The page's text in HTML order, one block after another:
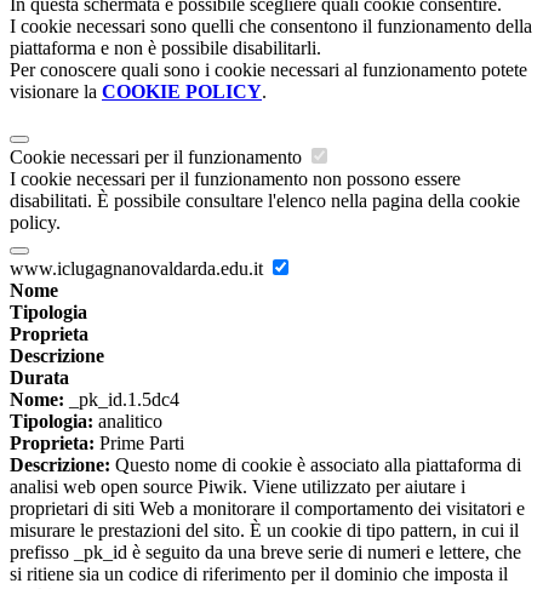
In questa schermata è possibile scegliere quali cookie consentire.
I cookie necessari sono quelli che consentono il funzionamento della
piattaforma e non è possibile disabilitarli.
Per conoscere quali sono i cookie necessari al funzionamento potete
visionare la COOKIE POLICY.
Cookie necessari per il funzionamento
I cookie necessari per il funzionamento non possono essere
disabilitati. È possibile consultare l'elenco nella pagina della cookie
policy.
www.iclugagnanovaldarda.edu.it
Nome
Tipologia
Proprieta
Descrizione
Durata
Nome: _pk_id.1.5dc4
Tipologia: analitico
Proprieta: Prime Parti
Descrizione: Questo nome di cookie è associato alla piattaforma di
analisi web open source Piwik. Viene utilizzato per aiutare i
proprietari di siti Web a monitorare il comportamento dei visitatori e
misurare le prestazioni del sito. È un cookie di tipo pattern, in cui il
prefisso _pk_id è seguito da una breve serie di numeri e lettere, che
si ritiene sia un codice di riferimento per il dominio che imposta il